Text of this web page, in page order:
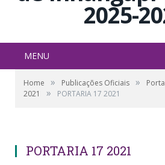
MENU
Home » Publicações Oficiais »
2021
» PORTARIA 17 2021
PORTARIA 17 2021